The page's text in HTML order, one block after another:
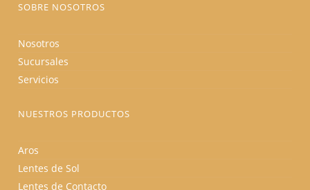
SOBRE NOSOTROS
Nosotros
Sucursales
Servicios
NUESTROS PRODUCTOS
Aros
Lentes de Sol
Lentes de Contacto